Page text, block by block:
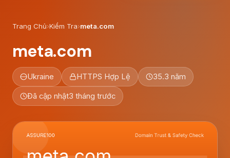
Trang Chủ›Kiểm Tra›meta.com
meta.com
Ukraine HTTPS Hợp Lệ 35.3 năm
Đã cập nhật3 tháng trước